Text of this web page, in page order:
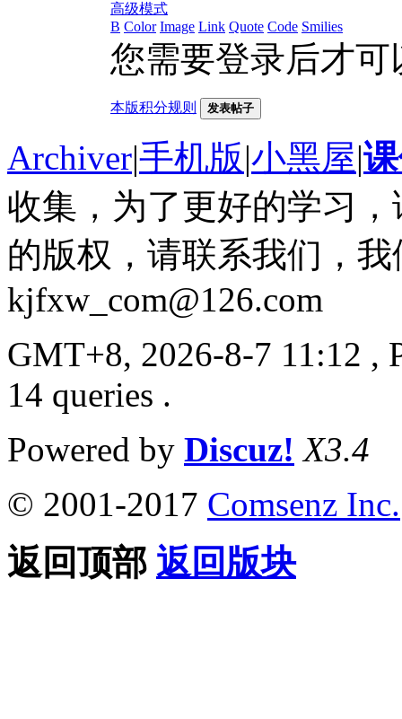
高级模式
B Color Image Link Quote Code Smilies
您需要登录后才
本版积分规则 发表帖子
Archiver|手机版|小黑屋|
收集，为了更好的学习
的版权，请联系我们，
kjfxw_com@126.com
GMT+8, 2026-8-7 11:12 ,
14 queries .
Powered by Discuz! X3.4
© 2001-2017 Comsenz Inc.
返回顶部 返回版块